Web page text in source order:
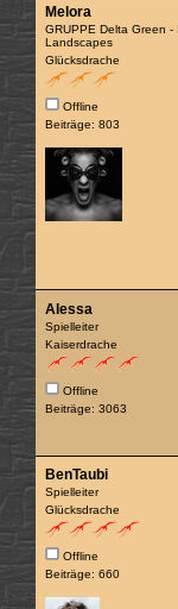
Melora
GRUPPE Delta Green -
Landscapes
Glücksdrache
Offline
Beiträge: 803
Alessa
Spielleiter
Kaiserdrache
Offline
Beiträge: 3063
BenTaubi
Spielleiter
Glücksdrache
Offline
Beiträge: 660